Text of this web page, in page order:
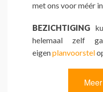
met ons voor méér
BEZICHTIGING
helemaal zelf
eigenplanvoorstel